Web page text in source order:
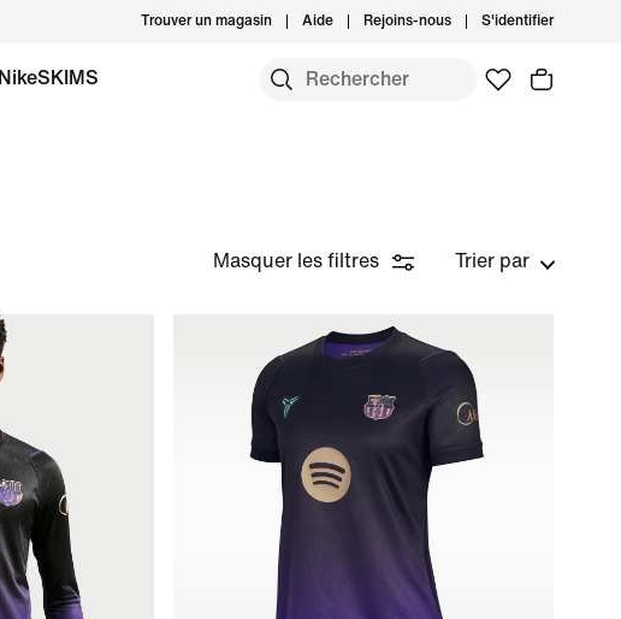
Trouver un magasin Aide Rejoins-nous S'identifier
NikeSKIMS
Masquer les filtres Trier par